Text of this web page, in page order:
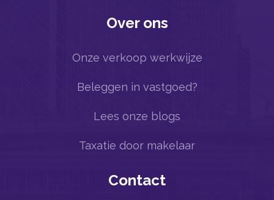
Over ons
Onze verkoop werkwijze
Beleggen in vastgoed?
Lees onze blogs
Taxatie door makelaar
Contact